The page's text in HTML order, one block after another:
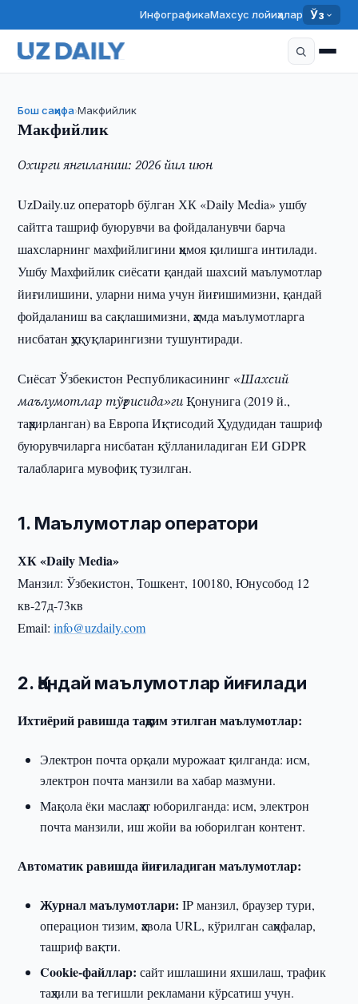
ИнфографикаМахсус лойиҳалар Ўз
Бош саҳифа›Макфийлик
Макфийлик
Охирги янгиланиш: 2026 йил июн
UzDaily.uz операторb бўлган ХК «Daily Media» ушбу
сайтга ташриф буюрувчи ва фойдаланувчи барча
шахсларнинг махфийлигини ҳимоя қилишга интилади.
Ушбу Махфийлик сиёсати қандай шахсий маълумотлар
йиғилишини, уларни нима учун йиғишимизни, қандай
фойдаланиш ва сақлашимизни, ҳамда маълумотларга
нисбатан ҳуқуқларингизни тушунтиради.
Сиёсат Ўзбекистон Республикасининг «Шахсий
маълумотлар тўғрисида»гиҚонунига (2019 й.,
таҳрирланган) ва Европа Иқтисодий Ҳудудидан ташриф
буюрувчиларга нисбатан қўлланиладиган ЕИ GDPR
талабларига мувофиқ тузилган.
1. Маълумотлар оператори
ХК «Daily Media»
Манзил: Ўзбекистон, Тошкент, 100180, Юнусобод 12
кв-27д-73кв
Email:info@uzdaily.com
2. Қандай маълумотлар йиғилади
Ихтиёрий равишда тақдим этилган маълумотлар:
Электрон почта орқали мурожаат қилганда: исм,
электрон почта манзили ва хабар мазмуни.
Мақола ёки маслаҳат юборилганда: исм, электрон
почта манзили, иш жойи ва юборилган контент.
Автоматик равишда йиғиладиган маълумотлар:
Журнал маълумотлари: IP манзил, браузер тури,
операцион тизим, ҳавола URL, кўрилган саҳифалар,
ташриф вақти.
Cookie-файллар: сайт ишлашини яхшилаш, трафик
таҳлили ва тегишли рекламани кўрсатиш учун.